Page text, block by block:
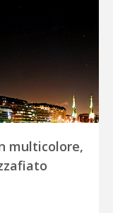
multicolore,